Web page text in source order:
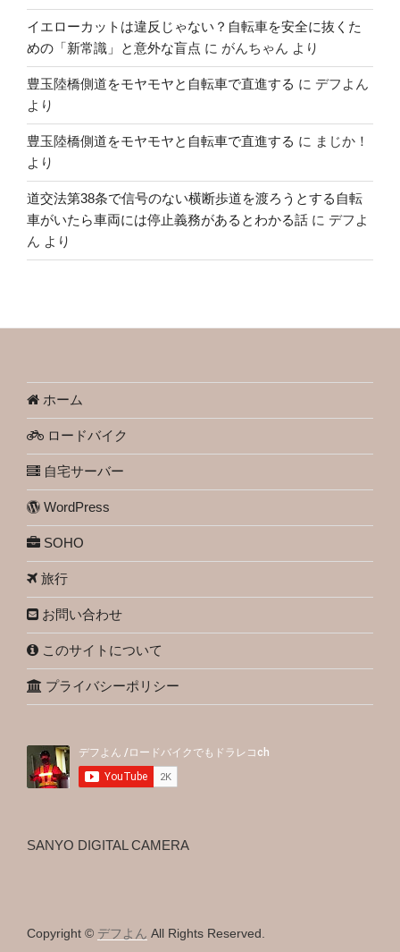
イエローカットは違反じゃない？自転車を安全に抜くた
めの「新常識」と意外な盲点 に がんちゃん より
豊玉陸橋側道をモヤモヤと自転車で直進する に デフよん
より
豊玉陸橋側道をモヤモヤと自転車で直進する に まじか！
より
道交法第38条で信号のない横断歩道を渡ろうとする自転
車がいたら車両には停止義務があるとわかる話 に デフよ
ん より
ホーム
ロードバイク
自宅サーバー
WordPress
SOHO
旅行
お問い合わせ
このサイトについて
プライバシーポリシー
SANYO DIGITAL CAMERA
Copyright © デフよん All Rights Reserved.